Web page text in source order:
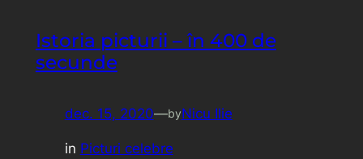
Istoria picturii – în 400 de
secunde
dec. 15, 2020—byNicu Ilie
in Picturi celebre